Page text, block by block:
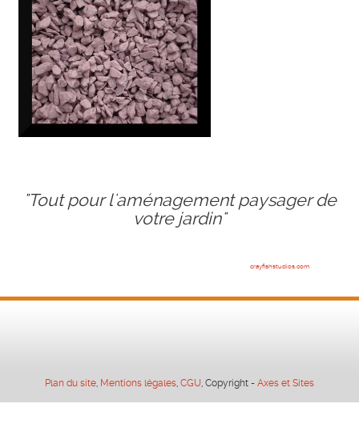
"Tout pour l'aménagement paysager de
votre jardin"
crayfishstudios.com
Plan du site, Mentions légales, CGU, Copyright - Axes et Sites